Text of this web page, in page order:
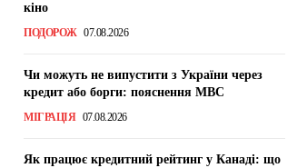
кіно
ПОДОРОЖ 07.08.2026
Чи можуть не випустити з України через
кредит або борги: пояснення МВС
МІГРАЦІЯ 07.08.2026
Як працює кредитний рейтинг у Канаді: що